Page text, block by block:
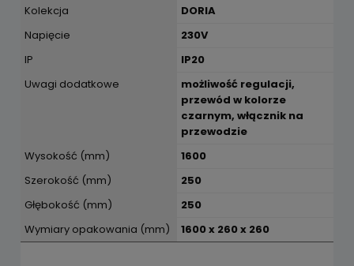
Kolekcja
DORIA
Napięcie
230V
IP
IP20
Uwagi dodatkowe
możliwość regulacji,
przewód w kolorze
czarnym, włącznik na
przewodzie
Wysokość (mm)
1600
Szerokość (mm)
250
Głębokość (mm)
250
Wymiary opakowania (mm)
1600 x 260 x 260